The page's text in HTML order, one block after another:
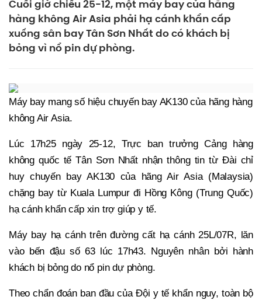
Cuối giờ chiều 25-12, một máy bay của hãng
hàng không Air Asia phải hạ cánh khẩn cấp
xuống sân bay Tân Sơn Nhất do có khách bị
bỏng vì nổ pin dự phòng.
Máy bay mang số hiệu chuyến bay AK130 của hãng hàng
không Air Asia.
Lúc 17h25 ngày 25-12, Trực ban trưởng Cảng hàng
không quốc tế Tân Sơn Nhất nhận thông tin từ Đài chỉ
huy chuyến bay AK130 của hãng Air Asia (Malaysia)
chặng bay từ Kuala Lumpur đi Hồng Kông (Trung Quốc)
hạ cánh khẩn cấp xin trợ giúp y tế.
Máy bay hạ cánh trên đường cất hạ cánh 25L/07R, lăn
vào bến đậu số 63 lúc 17h43. Nguyên nhân bởi hành
khách bị bỏng do nổ pin dự phòng.
Theo chẩn đoán ban đầu của Đội y tế khẩn nguy, toàn bộ